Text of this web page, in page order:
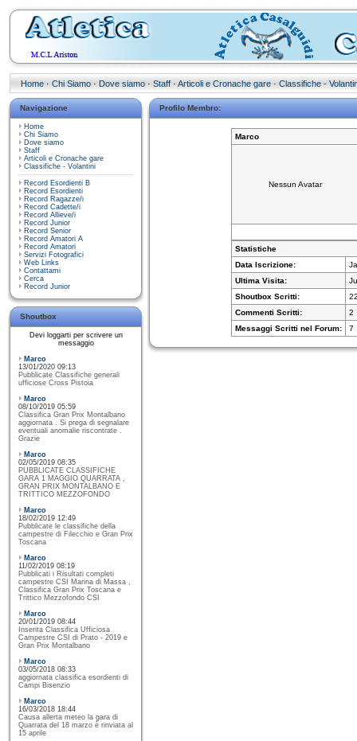
Home · Chi Siamo · Dove siamo · Staff · Articoli e Cronache gare · Classifiche -
Navigazione
Home
Chi Siamo
Dove siamo
Staff
Articoli e Cronache gare
Classifiche - Volantini
Record Esordienti B
Record Esordienti
Record Ragazze/i
Record Cadette/i
Record Allieve/i
Record Junior
Record Senior
Record Amatori A
Record Amatori
Servizi Fotografici
Web Links
Contattami
Cerca
Record Junior
Shoutbox
Devi loggarti per scrivere un
messaggio
Marco
13/01/2020 09:13
Pubblicate Classifiche generali
ufficiose Cross Pistoia
Marco
08/10/2019 05:59
Classifica Gran Prix Montalbano
aggiornata . Si prega di segnalare
eventuali anomalie riscontrate .
Grazie
Marco
02/05/2019 08:35
PUBBLICATE CLASSIFICHE
GARA 1 MAGGIO QUARRATA ,
GRAN PRIX MONTALBANO E
TRITTICO MEZZOFONDO
Marco
18/02/2019 12:49
Pubblicate le classifiche della
campestre di Filecchio e Gran Prix
Toscana
Marco
11/02/2019 08:19
Pubblicati i Risultati completi
campestre CSI Marina di Massa ,
Classifica Gran Prix Toscana e
Trittico Mezzofondo CSI
Marco
20/01/2019 08:44
Inserita Classifica Ufficiosa
Campestre CSI di Prato - 2019 e
Gran Prix Montalbano
Marco
03/05/2018 08:33
aggiornata classifica esordienti di
Campi Bisenzio
Marco
16/03/2018 18:44
Causa allerta meteo la gara di
Quarrata del 18 marzo è rinviata al
15 aprile
Profilo Membro:
Marco
Nessun Avatar
Statistiche
Data Iscrizione:
Ultima Visita:
Shoutbox Scritti:
Commenti Scritti:
2
Messaggi Scritti nel Forum:
7